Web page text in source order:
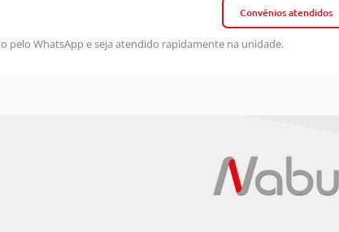
Convênios atendidos
pelo WhatsApp e seja atendido rapidamente na unidade.